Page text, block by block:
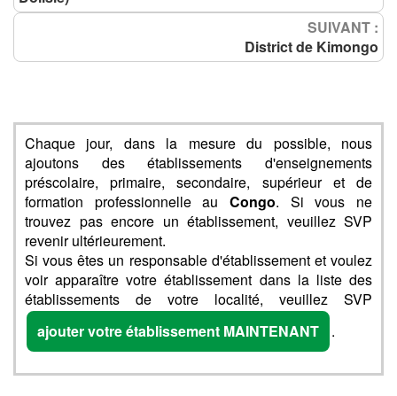
SUIVANT :
District de Kimongo
Chaque jour, dans la mesure du possible, nous
ajoutons des établissements d'enseignements
préscolaire, primaire, secondaire, supérieur et de
formation professionnelle au Congo. Si vous ne
trouvez pas encore un établissement, veuillez SVP
revenir ultérieurement.
Si vous êtes un responsable d'établissement et voulez
voir apparaître votre établissement dans la liste des
établissements de votre localité, veuillez SVP
ajouter votre établissement MAINTENANT
.